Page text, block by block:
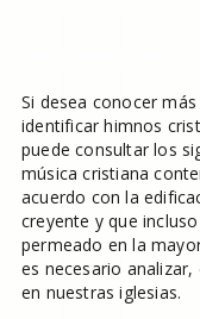
Si desea conocer
identificar himnos
puede consultar los
música cristiana
acuerdo con la
creyente y que
permeado en la
es necesario
en nuestras iglesias.